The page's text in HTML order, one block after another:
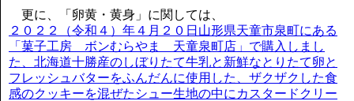
更に、「卵黄・黄身」に関しては、
２０２２（令和４）年４月２０日山形県天童市泉町にある
「菓子工房 ボンむらやま 天童泉町店」で購入しまし
た、北海道十勝産のしぼりたて牛乳と新鮮なとりたて卵と
フレッシュバターをふんだんに使用した、ザクザクした食
感のクッキーを混ぜたシュー生地の中にカスタードクリー